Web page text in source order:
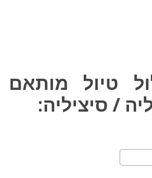
טיול מותאם
/ סיציליה: